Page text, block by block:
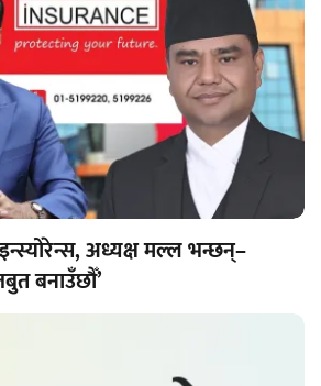
इन्स्योरेन्स, अध्यक्ष मल्ल भन्छन्–
बनाउँछौँ’